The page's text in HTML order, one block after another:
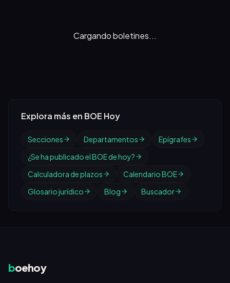
Cargando boletines...
Explora más en BOE Hoy
Secciones Departamentos
Epígrafes
¿Se ha publicado el BOE de hoy?
Calculadora de plazos
Calendario BOE
Glosario jurídico
Blog Buscador
boehoy